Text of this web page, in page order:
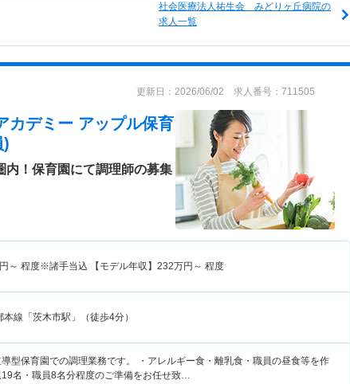
社会医療法人祐生会 みどりヶ丘病院の
求人一覧
更新日：2026/06/02 求人番号：711505
カデミー アップル保育
)
内！保育園にて調理師の募集
～ 程度※諸手当込 【モデル年収】 232万円～ 程度
本線「茨木市駅」（徒歩4分）
型保育園での調理業務です。 ・アレルギー食・離乳食・職員の昼食等を作
19名・職員8名分程度のご準備をお任せ致…